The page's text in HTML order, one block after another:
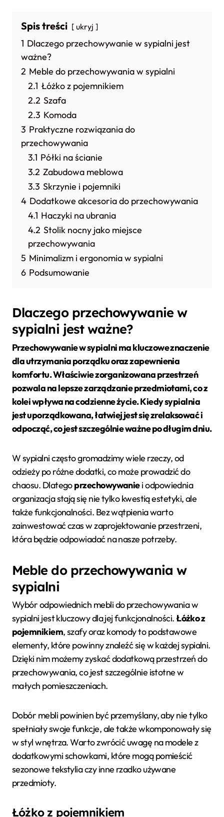
Spis treści ukryj
1 Dlaczego przechowywanie w sypialni jest
ważne?
2 Meble do przechowywania w sypialni
2.1 Łóżko z pojemnikiem
2.2 Szafa
2.3 Komoda
3 Praktyczne rozwiązania do
przechowywania
3.1 Półki na ścianie
3.2 Zabudowa meblowa
3.3 Skrzynie i pojemniki
4 Dodatkowe akcesoria do przechowywania
4.1 Haczyki na ubrania
4.2 Stolik nocny jako miejsce
przechowywania
5 Minimalizm i ergonomia w sypialni
6 Podsumowanie
Dlaczego przechowywanie w
sypialni jest ważne?
Przechowywanie w sypialni ma kluczowe znaczenie
dla utrzymania porządku oraz zapewnienia
komfortu.Właściwie zorganizowana przestrzeń
pozwala na lepsze zarządzanie przedmiotami, co z
kolei wpływa na codzienne życie. Kiedy sypialnia
jest uporządkowana, łatwiej jest się zrelaksować i
odpocząć, co jest szczególnie ważne po długim dniu.
W sypialni często gromadzimy wiele rzeczy, od
odzieży po różne dodatki, co może prowadzić do
chaosu. Dlategoprzechowywaniei odpowiednia
organizacja stają się nie tylko kwestią estetyki, ale
także funkcjonalności. Bez wątpienia warto
zainwestować czas w zaprojektowanie przestrzeni,
która będzie odpowiadać na nasze potrzeby.
Meble do przechowywania w
sypialni
Wybór odpowiednich mebli do przechowywania w
sypialni jest kluczowy dla jej funkcjonalności. Łóżko z
pojemnikiem, szafy oraz komody to podstawowe
elementy, które powinny znaleźć się w każdej sypialni.
Dzięki nim możemy zyskać dodatkową przestrzeń do
przechowywania, co jest szczególnie istotne w
małych pomieszczeniach.
Dobór mebli powinien być przemyślany, aby nie tylko
spełniały swoje funkcje, ale także wkomponowały się
w styl wnętrza. Warto zwrócić uwagę na modele z
dodatkowymi schowkami, które mogą pomieścić
sezonowe tekstylia czy inne rzadko używane
przedmioty.
Łóżko z pojemnikiem